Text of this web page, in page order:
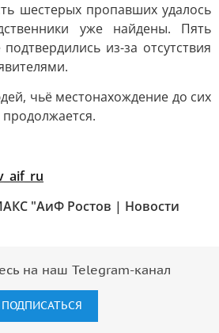
шестерых пропавших удалось
уже найдены. Пять
из-за отсутствия
чьё местонахождение до сих
"АиФ Ростов | Новости
на наш Telegram-канал
ПОДПИСАТЬСЯ